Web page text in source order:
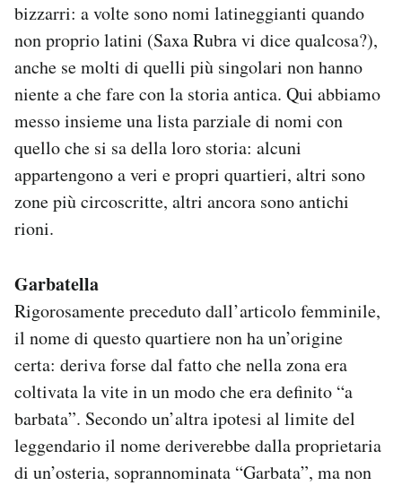
Newsletter
Notifiche mobile
Regala il Post
Hai bisogno di aiuto?
Esci
bizzarri: a volte sono nomi latineggianti quando
non proprio latini (Saxa Rubra vi dice qualcosa?),
anche se molti di quelli più singolari non hanno
niente a che fare con la storia antica. Qui abbiamo
messo insieme una lista parziale di nomi con
quello che si sa della loro storia: alcuni
appartengono a veri e propri quartieri, altri sono
zone più circoscritte, altri ancora sono antichi
rioni.
Garbatella
Rigorosamente preceduto dall’articolo femminile,
il nome di questo quartiere non ha un’origine
certa: deriva forse dal fatto che nella zona era
coltivata la vite in un modo che era definito “a
barbata”. Secondo un’altra ipotesi al limite del
leggendario il nome deriverebbe dalla proprietaria
di un’osteria, soprannominata “Garbata”, ma non